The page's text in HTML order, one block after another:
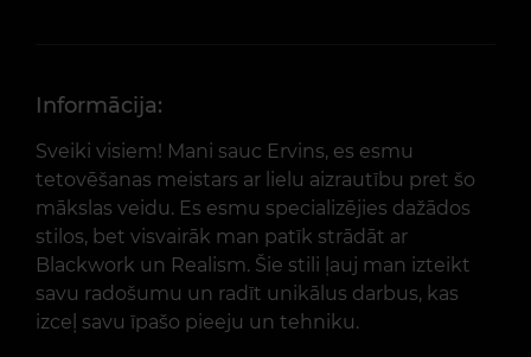
Informācija:
Sveiki visiem! Mani sauc Ervins, es esmu
tetovēšanas meistars ar lielu aizrautību pret šo
mākslas veidu. Es esmu specializējies dažādos
stilos, bet visvairāk man patīk strādāt ar
Blackwork un Realism. Šie stili ļauj man izteikt
savu radošumu un radīt unikālus darbus, kas
izceļ savu īpašo pieeju un tehniku.